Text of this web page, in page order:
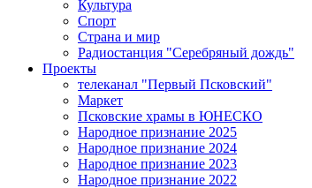
Культура
Спорт
Страна и мир
Радиостанция "Серебряный дождь"
Проекты
телеканал "Первый Псковский"
Маркет
Псковские храмы в ЮНЕСКО
Народное признание 2025
Народное признание 2024
Народное признание 2023
Народное признание 2022